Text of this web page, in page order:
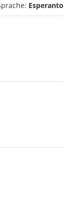
Esperanto